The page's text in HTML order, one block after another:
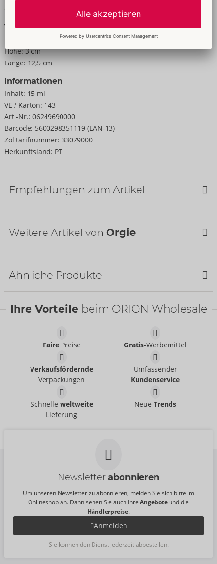
Gewicht:
Verpackung
Breite:
Höhe: 3 cm
Länge: 12,5 cm
Informationen
Inhalt: 15 ml
VE / Karton: 143
Art.-Nr.: 06249690000
Barcode: 5600298351119 (EAN-13)
Zolltarifnummer: 33079000
Herkunftsland: PT
Empfehlungen zum Artikel
Liquid Vibrator
24,95 €
Intense Orgasm
06116540000
UVP:27,95 €
15 ml
Weitere Artikel von Orgie
06317520000
15 ml
06317360000
24,95 €
Ähnliche Produkte
Liquid Vibrator
06116460000
Intense Orgasm
Ihre Vorteile beim ORION Wholesale
FairePreise Gratis-Werbemittel
Verkaufsfördernde
Verpackungen
Umfassender
Kundenservice
Schnelle weltweite
Lieferung
NeueTrends
Newsletter abonnieren
Um unseren Newsletter zu abonnieren, melden Sie sich bitte im
Onlineshop an. Dann sehen Sie auch Ihre Angebote und die
Händlerpreise.
Anmelden
Sie können den Dienst jederzeit abbestellen.